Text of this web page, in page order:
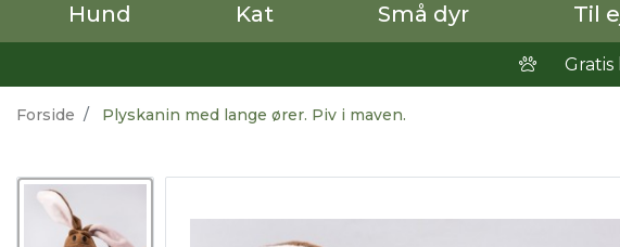
Hund Kat Små dyr Til
Forside Plyskanin med lange ører. Piv i maven.